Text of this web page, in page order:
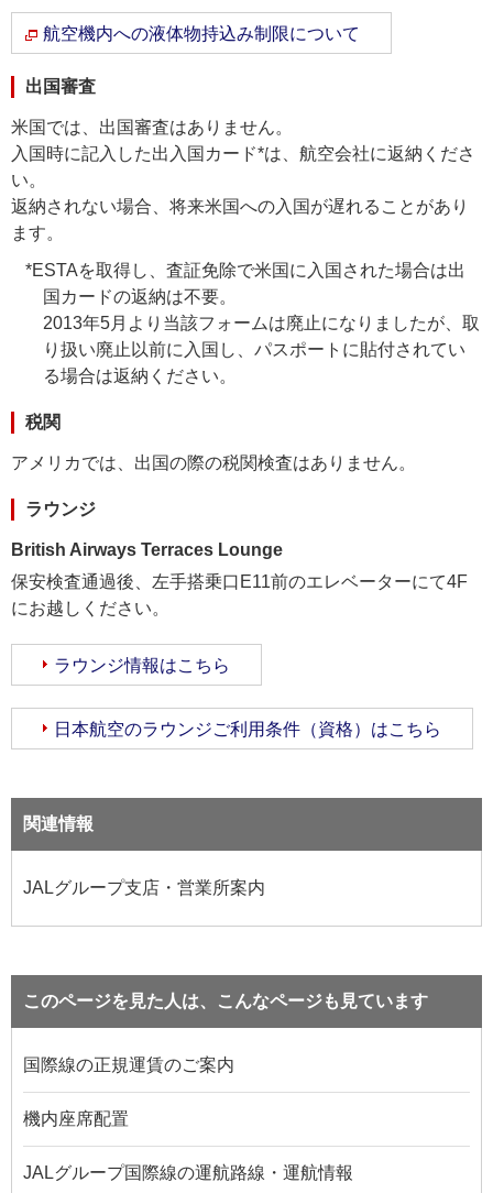
航空機内への液体物持込み制限について
出国審査
米国では、出国審査はありません。
入国時に記入した出入国カード*は、航空会社に返納くださ
い。
返納されない場合、将来米国への入国が遅れることがあり
ます。
*ESTAを取得し、査証免除で米国に入国された場合は出
国カードの返納は不要。
2013年5月より当該フォームは廃止になりましたが、取
り扱い廃止以前に入国し、パスポートに貼付されてい
る場合は返納ください。
税関
アメリカでは、出国の際の税関検査はありません。
ラウンジ
British Airways Terraces Lounge
保安検査通過後、左手搭乗口E11前のエレベーターにて4F
にお越しください。
ラウンジ情報はこちら
日本航空のラウンジご利用条件（資格）はこちら
関連情報
JALグループ支店・営業所案内
このページを見た人は、こんなページも見ています
国際線の正規運賃のご案内
機内座席配置
JALグループ国際線の運航路線・運航情報